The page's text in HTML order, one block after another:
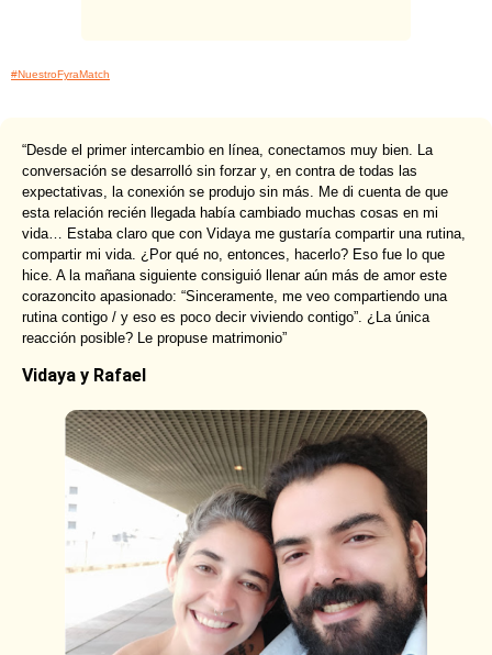
#NuestroFyraMatch
“Desde el primer intercambio en línea, conectamos muy bien. La
conversación se desarrolló sin forzar y, en contra de todas las
expectativas, la conexión se produjo sin más. Me di cuenta de que
esta relación recién llegada había cambiado muchas cosas en mi
vida… Estaba claro que con Vidaya me gustaría compartir una rutina,
compartir mi vida. ¿Por qué no, entonces, hacerlo? Eso fue lo que
hice. A la mañana siguiente consiguió llenar aún más de amor este
corazoncito apasionado: “Sinceramente, me veo compartiendo una
rutina contigo / y eso es poco decir viviendo contigo”. ¿La única
reacción posible? Le propuse matrimonio”
Vidaya y Rafael